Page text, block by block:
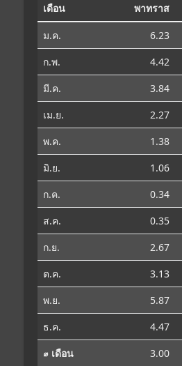
เดือน พาทราส
ม.ค. 6.23
ก.พ.
4.42
มี.ค.
3.84
เม.ย.
2.27
พ.ค.
1.38
มิ.ย.
1.06
ก.ค.
0.34
ส.ค.
0.35
ก.ย.
2.67
ต.ค.
3.13
พ.ย.
5.87
ธ.ค.
4.47
⌀ เดือน
3.00